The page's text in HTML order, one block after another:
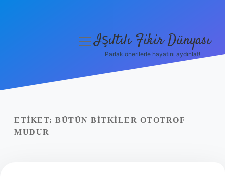
Yasal Uyarı
menüyüIşıltılı Fikir Dünyası
Parlak önerilerle hayatını aydınlat!
ETIKET: BÜTÜN BITKILER OTOTROF
MUDUR